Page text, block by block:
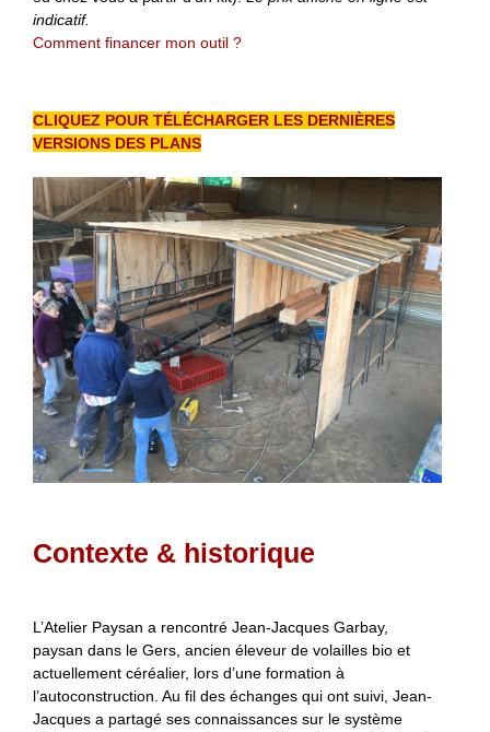
indicatif.
Comment financer mon outil ?
CLIQUEZ POUR TÉLÉCHARGER LES DERNIÈRES
VERSIONS DES PLANS
Contexte & historique
L’Atelier Paysan a rencontré Jean-Jacques Garbay,
paysan dans le Gers, ancien éleveur de volailles bio et
actuellement céréalier, lors d’une formation à
l’autoconstruction. Au fil des échanges qui ont suivi, Jean-
Jacques a partagé ses connaissances sur le système